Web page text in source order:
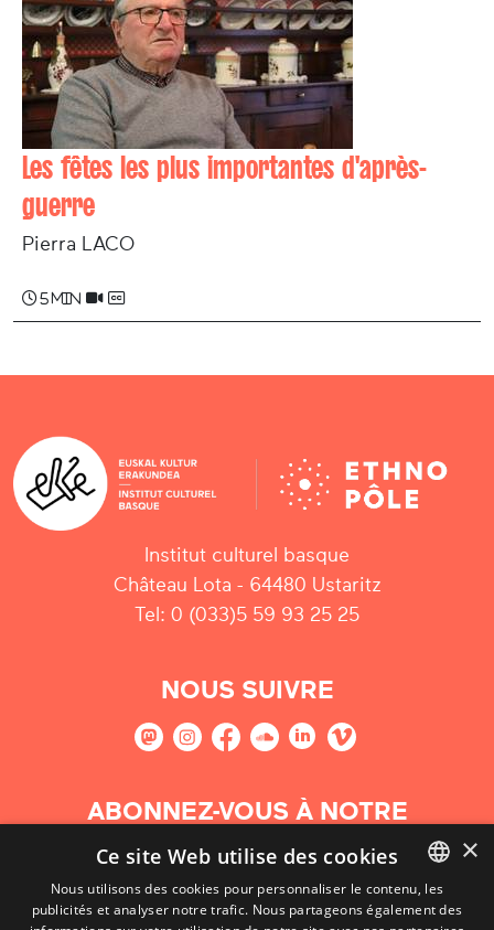
Les fêtes les plus importantes d'après-
guerre
Pierra LACO
5 min
Institut culturel basque
Château Lota - 64480 Ustaritz
Tel: 0 (033)5 59 93 25 25
NOUS SUIVRE
ABONNEZ-VOUS À NOTRE
NEWSLETTER
S'abonner
BASQUE
×
Ce site Web utilise des cookies
Nous utilisons des cookies pour personnaliser le contenu, les
publicités et analyser notre trafic. Nous partageons également des